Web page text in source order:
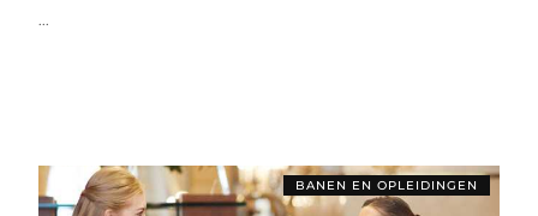
...
BANEN EN OPLEIDINGEN